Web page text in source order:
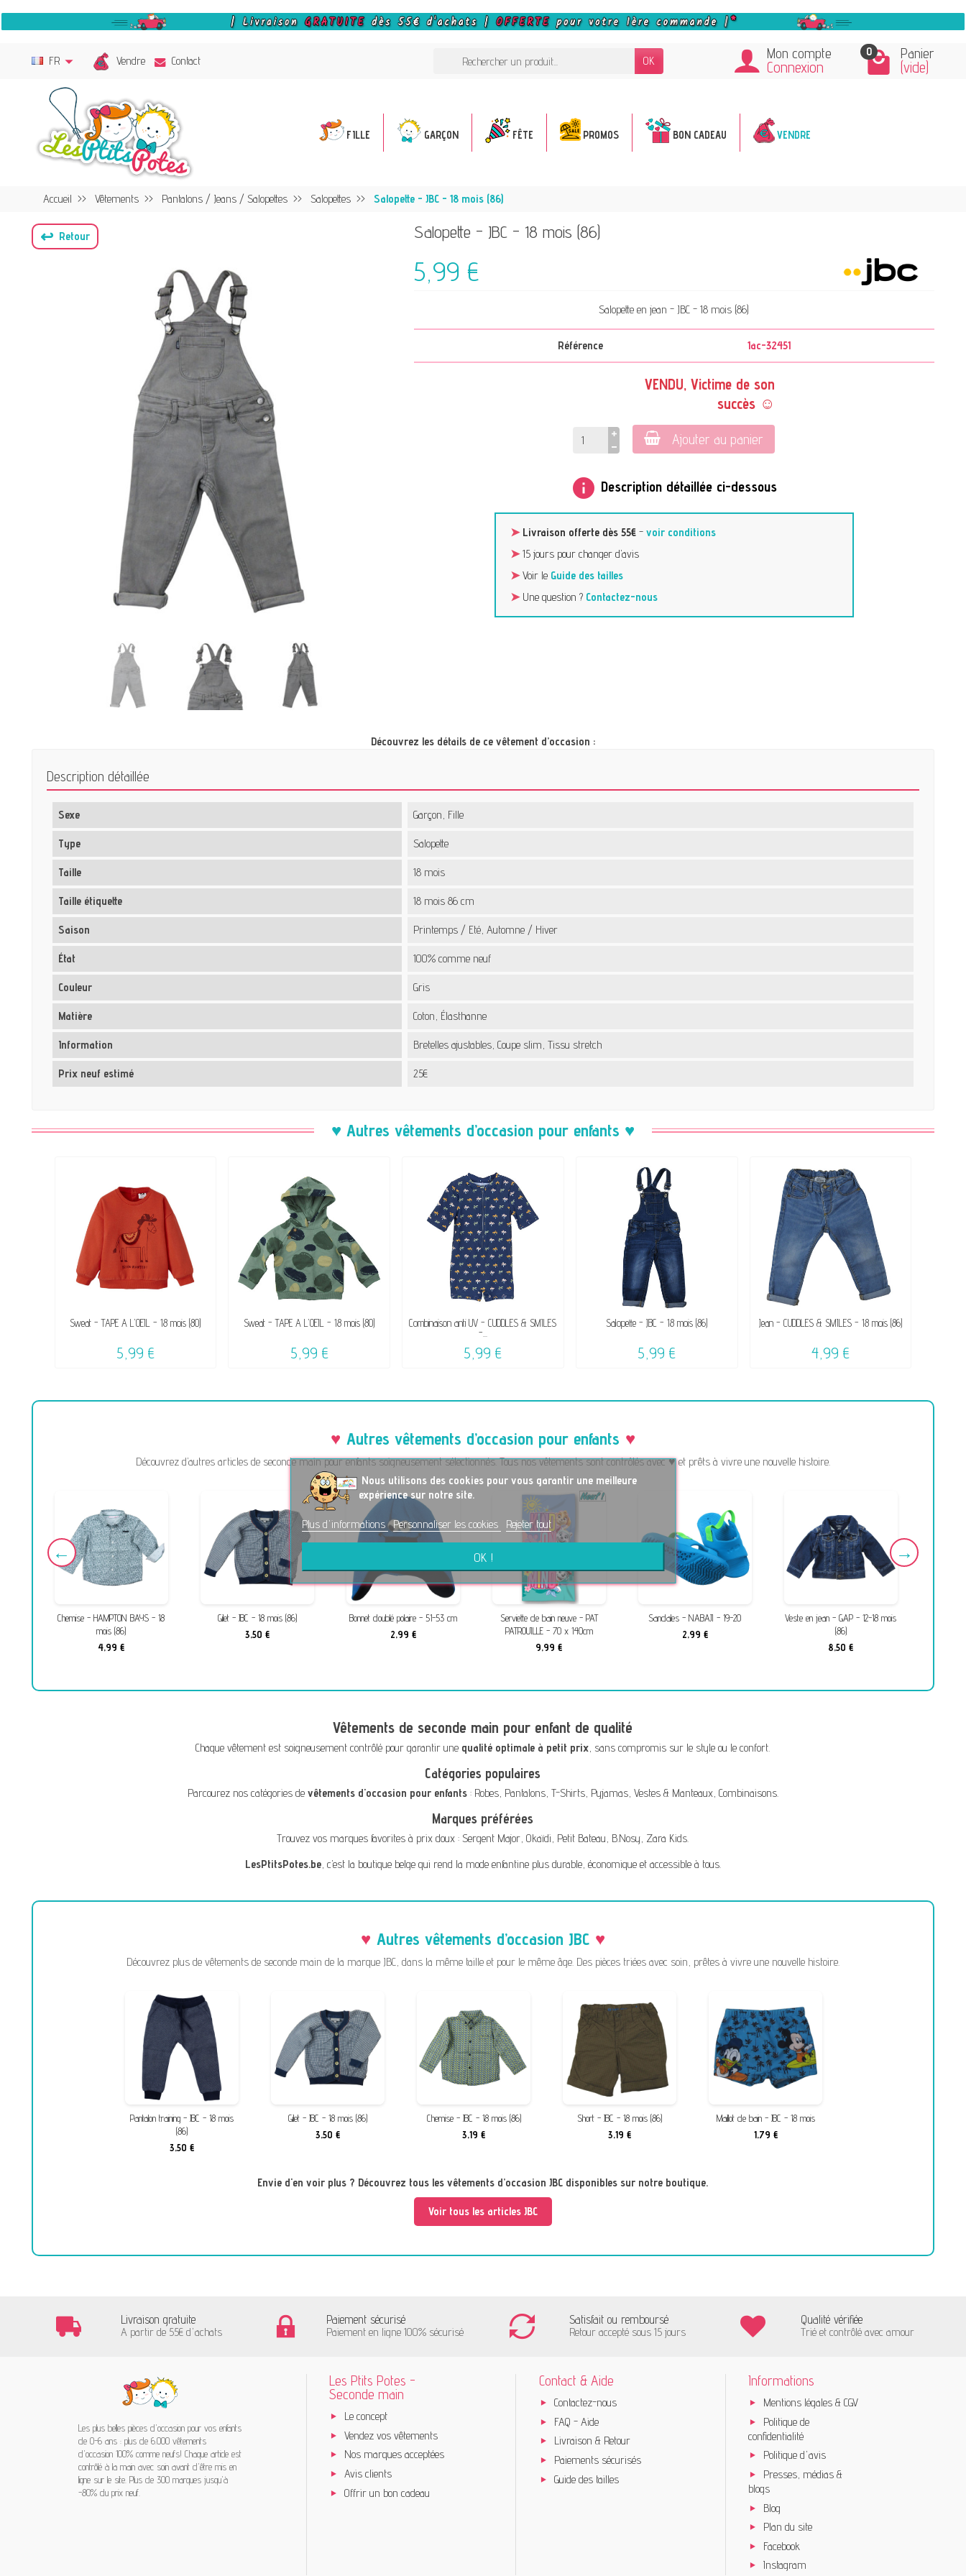
FR Vendre Contact OK Mon compte
Connexion
0 Panier
(vide)
FILLE GARÇON FÊTE PROMOS BON CADEAU VENDRE
Accueil Vêtements Pantalons / Jeans / Salopettes Salopettes Salopette - JBC - 18 mois (86)
↩ Retour Salopette - JBC - 18 mois (86)
5,99 €
Salopette en jean - JBC - 18 mois (86)
Référence 1ac-32451
VENDU, Victime de son
succès ☺
Ajouter au panier
info Description détaillée ci-dessous
➤ Livraison offerte dès 55€- voir conditions
➤15 jours pour changer d’avis
➤Voir le Guide des tailles
➤Une question ? Contactez-nous
Découvrez les détails de ce vêtement d’occasion :
Description détaillée
Sexe Garçon, Fille
Type Salopette
Taille 18 mois
Taille étiquette 18 mois 86 cm
Saison Printemps / Eté, Automne / Hiver
État 100% comme neuf
Couleur Gris
Matière Coton, Élasthanne
Information Bretelles ajustables, Coupe slim, Tissu stretch
Prix neuf estimé 25€
♥ Autres vêtements d’occasion pour enfants ♥
Sweat - TAPE A L'OEIL - 18 mois (80)
5,99 €
Sweat - TAPE A L'OEIL - 18 mois (80)
5,99 €
Combinaison anti UV - CUDDLES & SMILES
-...
5,99 €
Salopette - JBC - 18 mois (86)
5,99 €
Jean - CUDDLES & SMILES - 18 mois (86)
4,99 €
Autres vêtements d’occasion pour enfants
Découvrez d’autres articles de seconde main pour enfants soigneusement sélectionnés. Tous nos vêtements sont contrôlés avec ♥ et prêts à vivre une nouvelle histoire.
Chemise - HAMPTON BAYS - 18
Gilet - JBC - 18 mois (86)
Bonnet doublé polaire - 51-53 cm
Serviette de bain neuve - PAT
PATROUILLE - 70 x 140cm
Sandales - NABAJI - 19-20
Veste en jean - GAP - 12-18 mois
Vêtements de seconde main pour enfant de qualité
Chaque vêtement est soigneusement contrôlé pour garantir une qualité optimale à petit prix, sans compromis sur le style ou le confort.
Catégories populaires
Parcourez nos catégories de vêtements d'occasion pour enfants: Robes, Pantalons, T-Shirts, Pyjamas, Vestes & Manteaux, Combinaisons.
Marques préférées
Trouvez vos marques favorites à prix doux :Sergent Major,Okaïdi, Petit Bateau, B.Nosy, Zara Kids.
LesPtitsPotes.be, c’est la boutique belge qui rend la mode enfantine plus durable, économique et accessible à tous.
Autres vêtements d’occasion JBC
Découvrez plus de vêtements de seconde main de la marque JBC, dans la même taille et pour le même âge. Des pièces triées avec soin, prêtes à vivre une nouvelle histoire.
Pantalon training - JBC - 18 mois
(86)
3,50 €
Gilet - JBC - 18 mois (86)
3,50 €
Chemise - JBC - 18 mois (86)
3,19 €
Short - JBC - 18 mois (86)
3,19 €
Maillot de bain - JBC - 18 mois
1,79 €
Envie d'en voir plus ? Découvrez tous les vêtements d’occasion JBC disponibles sur notre boutique.
Voir tous les articles JBC
Livraison gratuite
A partir de 55€ d'achats
Paiement sécurisé
Paiement en ligne 100% sécurisé
Satisfait ou remboursé
Retour accepté sous 15 jours
Qualité vérifiée
Trié et contrôlé avec amour
Les plus belles pièces d'occasion pour vos enfants
de 0-6 ans : plus de 6.000 vêtements
d'occasion 100% comme neufs! Chaque article est
contrôlé à la main avec soin avant d'être mis en
ligne sur le site. Plus de 300 marques jusqu'à
-80% du prix neuf.
Les Ptits Potes -
Seconde main
Le concept
Vendez vos vêtements
Nos marques acceptées
Avis clients
Offrir un bon cadeau
Contact & Aide
Contactez-nous
FAQ - Aide
Livraison & Retour
Paiements sécurisés
Guide des tailles
Informations
Mentions légales & CGV
Politique de
confidentialité
Politique d'avis
Presses, médias &
blogs
Blog
Plan du site
Facebook
Instagram
Nous utilisons des cookies pour vous garantir une meilleure
expérience sur notre site.
Plus d'informations Personnaliser les cookies Rejeter tout
OK !